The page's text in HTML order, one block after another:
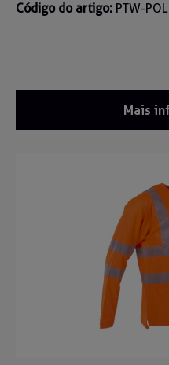
Código do artigo: PTW-
Mais